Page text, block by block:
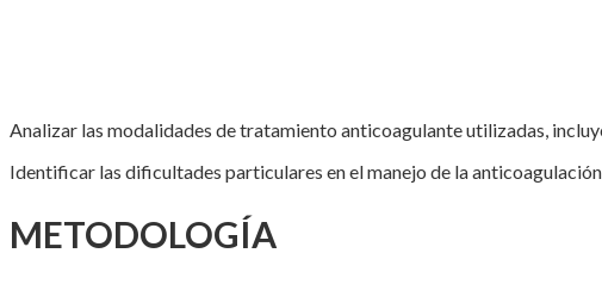
Analizar las modalidades de tratamiento anticoagulante utilizadas,
Identificar las dificultades particulares en el manejo de la
METODOLOGÍA